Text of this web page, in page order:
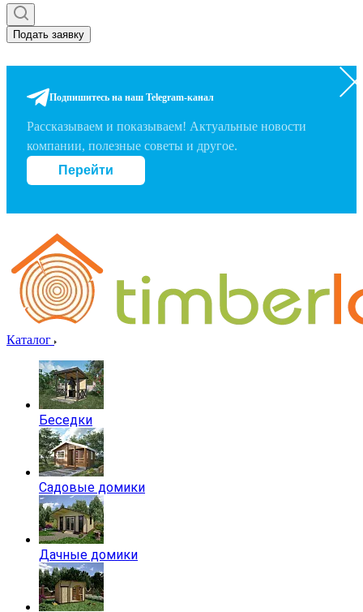
Подать заявку
Подпишитесь на наш Telegram-канал
Рассказываем и показываем! Актуальные новости
компании, полезные советы и другое.
Перейти
Каталог
Беседки
Садовые домики
Дачные домики